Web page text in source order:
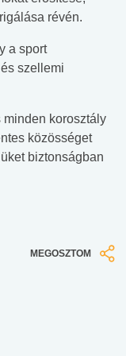
révén.
a sport
szellemi
korosztály
közösséget
biztonságban
MEGOSZTOM